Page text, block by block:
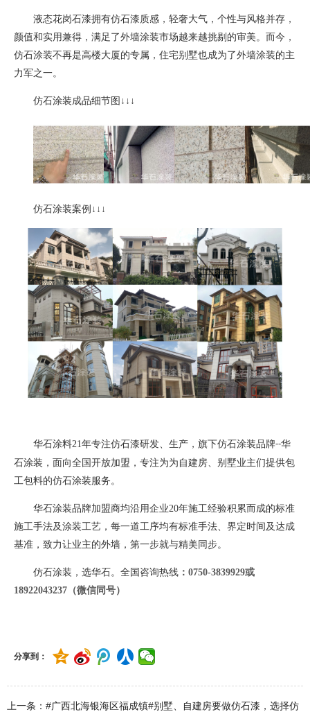
液态花岗石漆拥有仿石漆质感，轻奢大气，个性与风格并存，
颜值和实用兼得，满足了外墙涂装市场越来越挑剔的审美。而今，
仿石涂装不再是高楼大厦的专属，住宅别墅也成为了外墙涂装的主
力军之一。
仿石涂装成品细节图 ↓↓↓
仿石涂装案例 ↓↓↓
华石涂料21年专注仿石漆研发、生产，旗下仿石涂装品牌--华
石涂装，面向全国开放加盟，专注为为自建房、别墅业主们提供包
工包料的仿石涂装服务。
华石涂装品牌加盟商均沿用企业20年施工经验积累而成的标准
施工手法及涂装工艺，每一道工序均有标准手法、界定时间及达成
基准，致力让业主的外墙，第一步就与精美同步。
仿石涂装，选华石。全国咨询热线 ： 0750-3839929或
18922043237（微信同号）
分享到：
上一条：#广西北海银海区福成镇#别墅、自建房要做仿石漆，选择仿